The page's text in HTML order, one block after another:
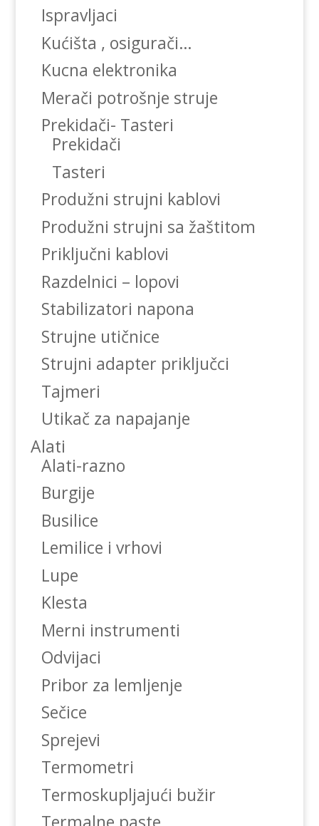
Ispravljaci
Kućišta , osigurači…
Kucna elektronika
Merači potrošnje struje
Prekidači- Tasteri
Prekidači
Tasteri
Produžni strujni kablovi
Produžni strujni sa žaštitom
Priključni kablovi
Razdelnici – lopovi
Stabilizatori napona
Strujne utičnice
Strujni adapter priključci
Tajmeri
Utikač za napajanje
Alati
Alati-razno
Burgije
Busilice
Lemilice i vrhovi
Lupe
Klesta
Merni instrumenti
Odvijaci
Pribor za lemljenje
Sečice
Sprejevi
Termometri
Termoskupljajući bužir